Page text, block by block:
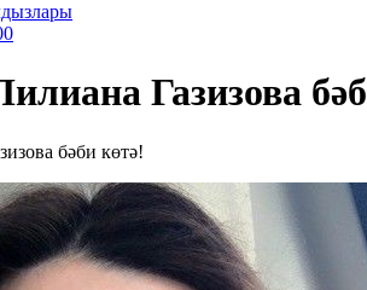
Газизова
бәби көтә!